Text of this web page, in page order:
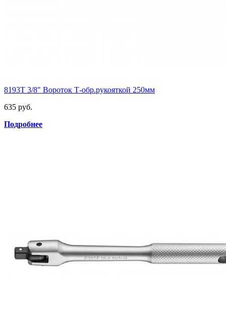
8193T 3/8" Вороток Т-обр.рукояткой 250мм
635 руб.
Подробнее